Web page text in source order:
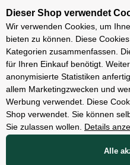
Dieser Shop verwendet
Wir verwenden Cookies, um
bieten zu können. Diese
Kategorien zusammenfassen.
für Ihren Einkauf benötigt.
anonymisierte Statistiken
allem Marketingzwecken und
Werbung verwendet. Diese
Shop verwendet. Sie können
Sie zulassen wollen.
Details
Alle